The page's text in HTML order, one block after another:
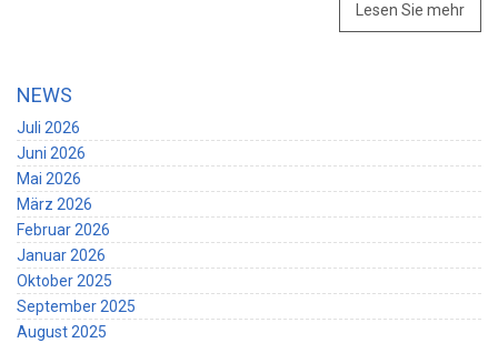
Lesen Sie mehr
NEWS
Juli 2026
Juni 2026
Mai 2026
März 2026
Februar 2026
Januar 2026
Oktober 2025
September 2025
August 2025